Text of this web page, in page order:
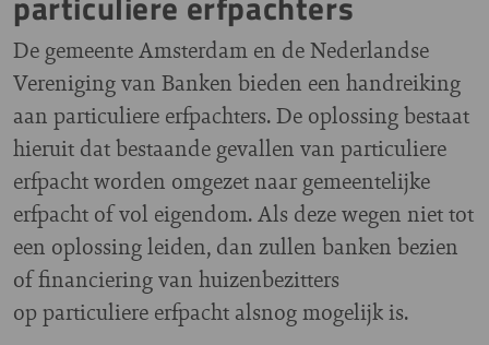
De gemeente Amsterdam en de Nederlandse
Vereniging van Banken bieden een handreiking
aan particuliere erfpachters. De oplossing bestaat
hieruit dat bestaande gevallen van particuliere
erfpacht worden omgezet naar gemeentelijke
erfpacht of vol eigendom. Als deze wegen niet tot
een oplossing leiden, dan zullen banken bezien
of financiering van huizenbezitters
op particuliere erfpacht alsnog mogelijk is.